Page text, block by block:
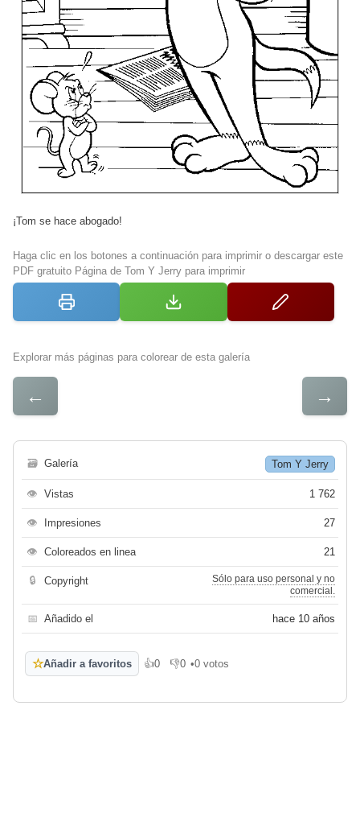
¡Tom se hace abogado!
Haga clic en los botones a continuación para imprimir o descargar este
PDF gratuito Página de Tom Y Jerry para imprimir
Explorar más páginas para colorear de esta galería
← →
🗃 Galería Tom Y Jerry
👁 Vistas 1 762
👁 Impresiones 27
👁 Coloreados en linea 21
🔒 Copyright
Sólo para uso personal y no
comercial.
📅 Añadido el hace 10 años
☆Añadir a favoritos 👍0
Me gusta
👎0
No me gusta
•0 votos